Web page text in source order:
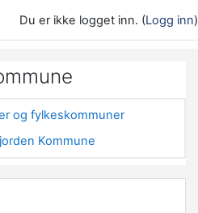
Du er ikke logget inn. (Logg inn)
og fylkeskommuner
Kommune